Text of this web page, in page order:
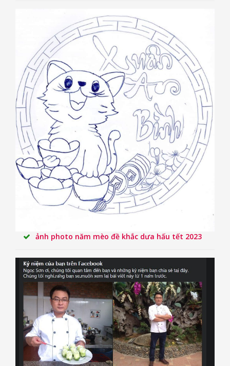
ảnh photo năm mèo đề khắc dưa hấu tết 2023